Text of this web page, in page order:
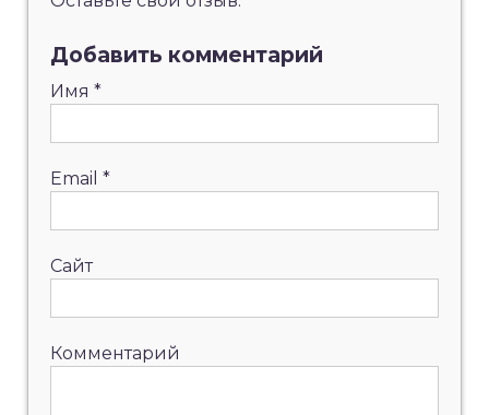
Добавить комментарий
Имя *
Email *
Сайт
Комментарий